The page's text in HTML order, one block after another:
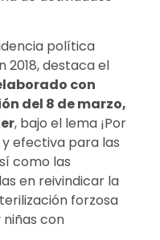
política
2018, destaca el
con
del 8 de marzo,
, bajo el lema ¡Por
efectiva para las
como las
en reivindicar la
forzosa
con